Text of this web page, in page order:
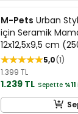
M-Pets Urban
için Seramik
12x12,5x9,5 cm
5,0 1
1.399 TL
1.239 TL Sepette %11